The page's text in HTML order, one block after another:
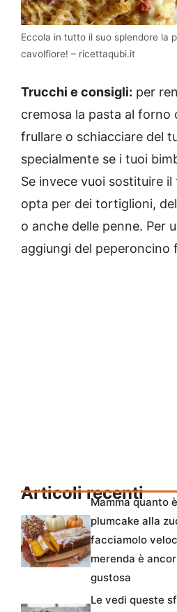
Eccola in tutto il suo splendore la
cavolfiore! – ricettaqubi.it
Trucchi e consigli: per
cremosa la pasta al forno
frullare o schiacciare del
specialmente se i tuoi
Se invece vuoi sostituire
opta per dei tortiglioni,
o anche delle penne. Per
aggiungi del peperoncino
Articoli recenti
Mamma quanto
plumcake alla
facciamolo
merenda è
gustosa
Le vedi queste